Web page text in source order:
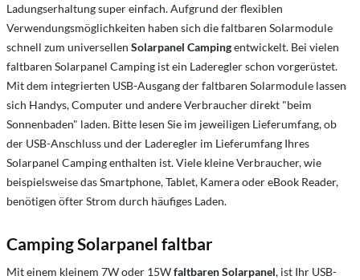
Ladungserhaltung super einfach. Aufgrund der flexiblen
Verwendungsmöglichkeiten haben sich die faltbaren Solarmodule
schnell zum universellen Solarpanel Campingentwickelt. Bei vielen
faltbaren Solarpanel Camping ist ein Laderegler schon vorgerüstet.
Mit dem integrierten USB-Ausgang der faltbaren Solarmodule lassen
sich Handys, Computer und andere Verbraucher direkt "beim
Sonnenbaden" laden. Bitte lesen Sie im jeweiligen Lieferumfang, ob
der USB-Anschluss und der Laderegler im Lieferumfang Ihres
Solarpanel Camping enthalten ist. Viele kleine Verbraucher, wie
beispielsweise das Smartphone, Tablet, Kamera oder eBook Reader,
benötigen öfter Strom durch häufiges Laden.
Camping Solarpanel faltbar
Mit einem kleinem 7W oder 15Wfaltbaren Solarpanel, ist Ihr USB-